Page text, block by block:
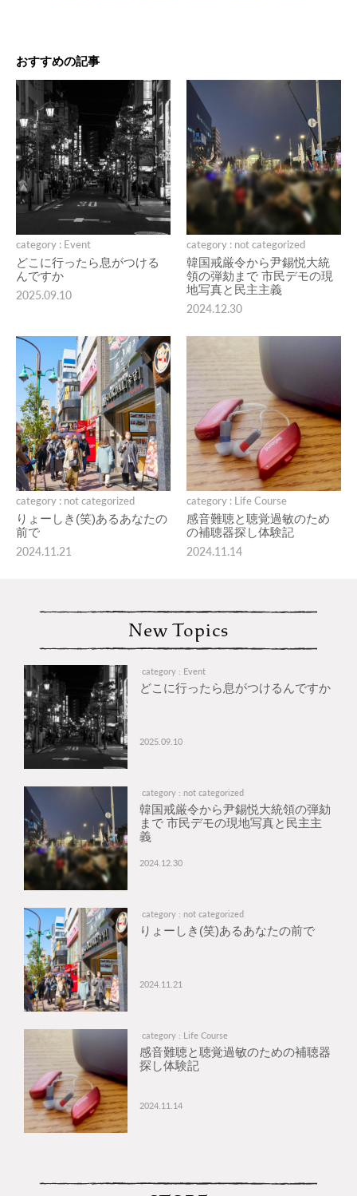
おすすめの記事
category : Event
どこに行ったら息がつける
んですか
2025.09.10
category : not categorized
韓国戒厳令から尹錫悦大統
領の弾劾まで 市民デモの現
地写真と民主主義
2024.12.30
category : not categorized
りょーしき(笑)あるあなたの
前で
2024.11.21
category : Life Course
感音難聴と聴覚過敏のため
の補聴器探し体験記
2024.11.14
New Topics
category : Event
どこに行ったら息がつけるんですか
2025.09.10
category : not categorized
韓国戒厳令から尹錫悦大統領の弾劾
まで 市民デモの現地写真と民主主
義
2024.12.30
category : not categorized
りょーしき(笑)あるあなたの前で
2024.11.21
category : Life Course
感音難聴と聴覚過敏のための補聴器
探し体験記
2024.11.14